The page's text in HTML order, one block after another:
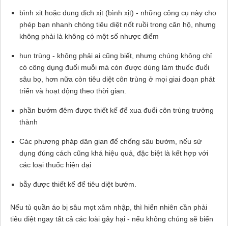
bình xịt hoặc dung dịch xịt (bình xịt) - những công cụ này cho
phép bạn nhanh chóng tiêu diệt nốt ruồi trong căn hộ, nhưng
không phải là không có một số nhược điểm
hun trùng - không phải ai cũng biết, nhưng chúng không chỉ
có công dụng đuổi muỗi mà còn được dùng làm thuốc đuổi
sâu bọ, hơn nữa còn tiêu diệt côn trùng ở mọi giai đoạn phát
triển và hoạt động theo thời gian.
phần bướm đêm được thiết kế để xua đuổi côn trùng trưởng
thành
Các phương pháp dân gian để chống sâu bướm, nếu sử
dụng đúng cách cũng khá hiệu quả, đặc biệt là kết hợp với
các loại thuốc hiện đại
bẫy được thiết kế để tiêu diệt bướm.
Nếu tủ quần áo bị sâu mọt xâm nhập, thì hiển nhiên cần phải
tiêu diệt ngay tất cả các loài gây hại - nếu không chúng sẽ biến